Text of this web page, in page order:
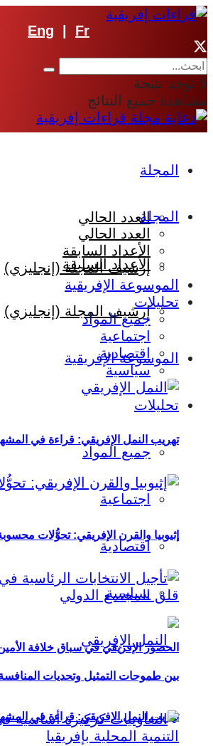
Eng Fr
لا توجد نتيجة
مشاهدة جميع النتائج
المجلة
العدد الحالي
الأعداد السابقة
إرشيف المجلة (إنجليزي)
الموسوعة الإفريقية
تحليلات
جميع المواد
اجتماعية
اقتصادية
سياسية
تهريب النمل الإفريقي: قراءة في
المجلة
العدد الحالي
الأعداد السابقة
إرشيف المجلة (إنجليزي)
الموسوعة الإفريقية
تحليلات
جميع المواد
اجتماعية
اقتصادية
سياسية
تهريب النمل الإفريقي: قراءة في
إثيوبيا والقرن الإفريقي: تحوُّلات
الحضور الإفريقي في سباق خلافة
بين طموحات التمثيل وتحديات المنافسة